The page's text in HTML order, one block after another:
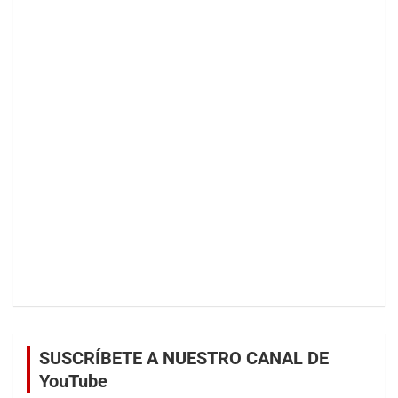
SUSCRÍBETE A NUESTRO CANAL DE
YouTube